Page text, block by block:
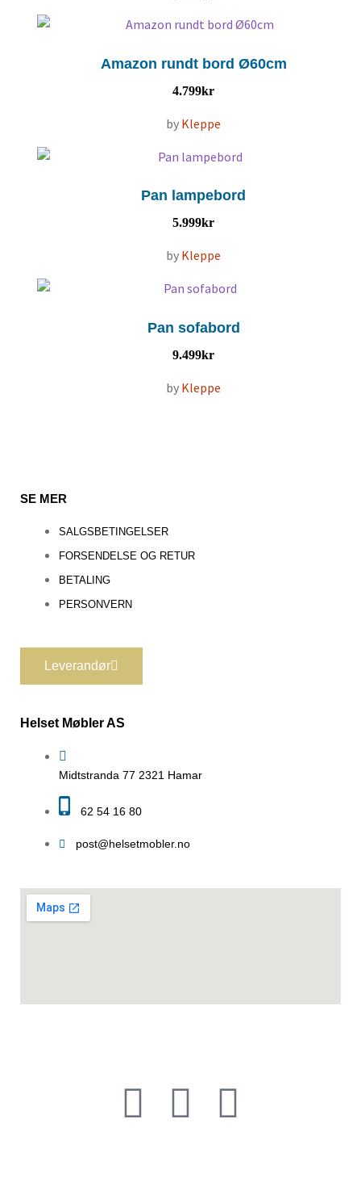
Amazon rundt bord Ø60cm
4.799kr
by Kleppe
Pan lampebord
5.999kr
by Kleppe
Pan sofabord
9.499kr
by Kleppe
SE MER
SALGSBETINGELSER
FORSENDELSE OG RETUR
BETALING
PERSONVERN
Leverandør
Helset Møbler AS
Midtstranda 77 2321 Hamar
62 54 16 80
post@helsetmobler.no